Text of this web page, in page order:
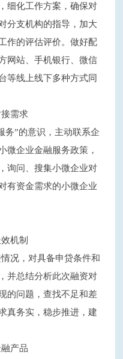
细化工作方案，确保对
分支机构的指导，加大
作的评估评价。做好配
网站、手机银行、微信
等线上线下多种方式同
需求
务”的意识，主动联系企
微企业金融服务政策，
询问、搜集小微企业对
有资金需求的小微企业
机制
况，对具备申贷条件和
并总结分析此次融资对
的问题，查找不足和差
真务实，稳步推进，建
产品